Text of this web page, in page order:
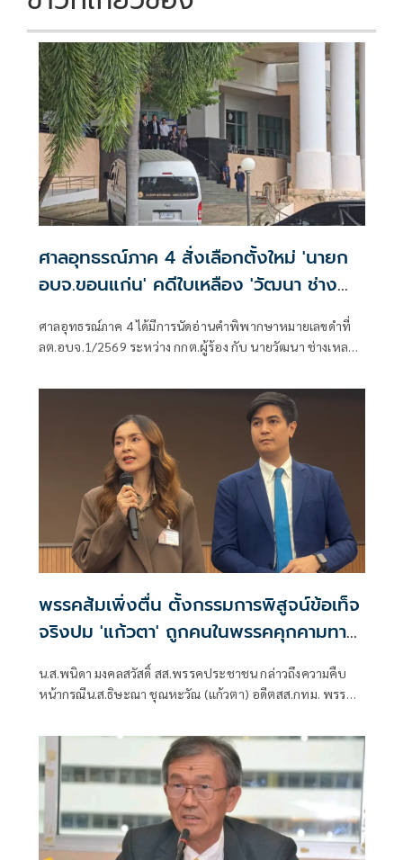
ศาลอุทธรณ์ภาค 4 สั่งเลือกตั้งใหม่ 'นายก
อบจ.ขอนแก่น' คดีใบเหลือง 'วัฒนา ช่าง
ศาลอุทธรณ์ภาค 4 ได้มีการนัดอ่านคำพิพากษาหมายเลขดำที่
ลต.อบจ.1/2569 ระหว่าง กกต.ผู้ร้อง กับ นายวัฒนา ช่างเหลา
บริหารท้องถิ่น (ขอให้มีการเลือกตั้ง นายก อบจ.ใหม่)
พรรคส้มเพิ่งตื่น ตั้งกรรมการพิสูจน์ข้อเท็จ
จริงปม 'แก้วตา' ถูกคนในพรรคคุกคามทาง
น.ส.พนิดา มงคลสวัสดิ์ สส.พรรคประชาชน กล่าวถึงความคืบ
หน้ากรณีน.ส.ธิษะณา ชุณหะวัณ (แก้วตา) อดีตสส.กทม. พรรค
ไม่มีผู้ที่มีส่วนเกี่ยวข้องกับสภาชุดที่ผ่านมาขึ้นมา เพื่อเปิดพื้นที่
ให้ผู้เสียหายรู้สึกสบายใจที่สุด วางใจที่สุด และปลอดภัยที่สุด